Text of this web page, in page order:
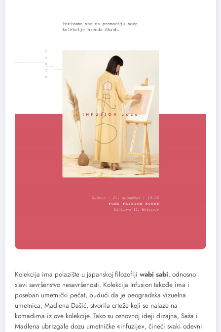
Kolekcija ima polazište u japanskoj filozofiji wabi sabi, odnosno
slavi savršenstvo nesavršenosti. Kolekcija Infusion takođe ima i
poseban umetnički pečat, budući da je beogradska vizuelna
umetnica, Madlena Dašić, stvorila crteže koji se nalaze na
komadima iz ove kolekcije. Tako su osnovnoj ideji dizajna, Saša i
Madlena ubrizgale dozu umetničke «infuzije», čineći svaki odevni